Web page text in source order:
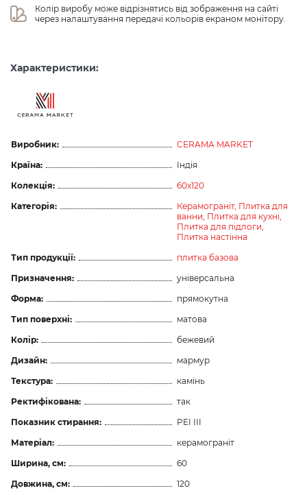
Колір виробу може відрізнятись від зображення на сайті
через налаштування передачі кольорів екраном монітору.
Характеристики:
Виробник:
CERAMA MARKET
Країна:
Індія
Колекція:
60x120
Категорія:
Керамограніт, Плитка для
ванни, Плитка для кухні,
Плитка для підлоги,
Плитка настінна
Тип продукції:
плитка базова
Призначення:
універсальна
Форма:
прямокутна
Тип поверхні:
матова
Колір:
бежевий
Дизайн:
мармур
Текстура:
камінь
Ректифікована:
так
Показник стирання:
PEI III
Матеріал:
керамограніт
Ширина, см:
60
Довжина, см:
120